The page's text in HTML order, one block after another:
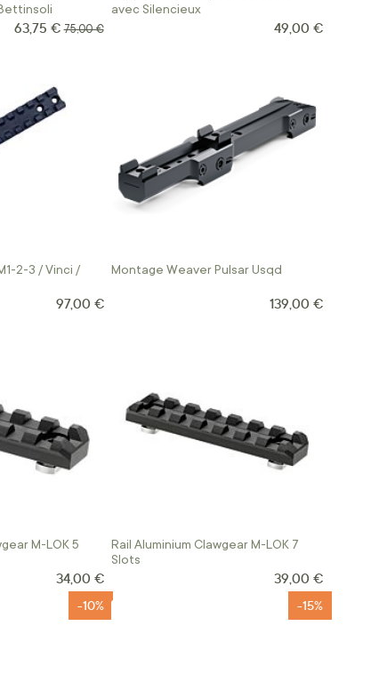
Prix Spécial
63,75 € Prix normal
75,00 €
avec Silencieux
49,00 €
2-3 / Vinci /
97,00 €
Montage Weaver Pulsar Usqd
139,00 €
M-LOK 5
34,00 €
Rail Aluminium Clawgear M-LOK 7
Slots
39,00 €
-10% -15%